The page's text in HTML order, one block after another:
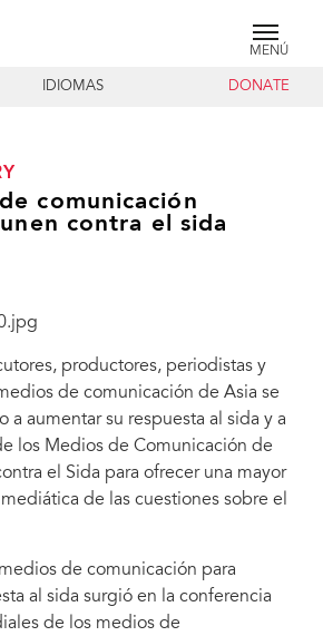
MENÚ
IDIOMAS DONATE
comunicación
contra el sida
productores, periodistas y
de comunicación de Asia se
a aumentar su respuesta al sida y a
los Medios de Comunicación de
el Sida para ofrecer una mayor
de las cuestiones sobre el
de comunicación para
al sida surgió en la conferencia
de los medios de